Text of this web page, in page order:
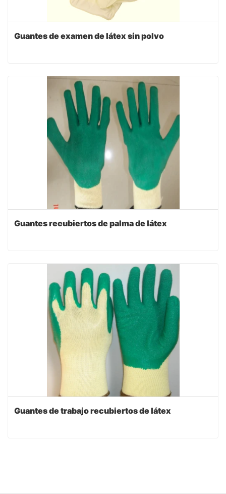
Guantes de examen de látex sin polvo
Guantes recubiertos de palma de látex
Guantes de trabajo recubiertos de látex